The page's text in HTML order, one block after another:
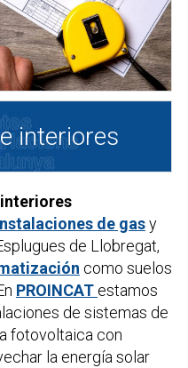
interiores
de gasy
de Llobregat,
como suelos
PROINCAT estamos
de sistemas de
fotovoltaica con
la energía solar